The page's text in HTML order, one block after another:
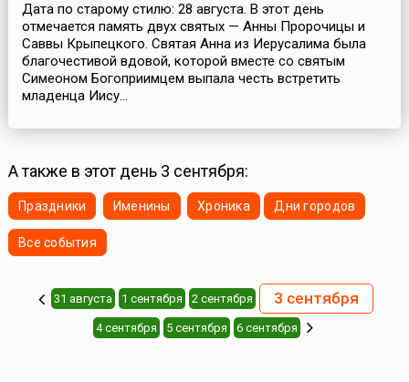
Дата по старому стилю: 28 августа. В этот день
отмечается память двух святых — Анны Пророчицы и
Саввы Крыпецкого. Святая Анна из Иерусалима была
благочестивой вдовой, которой вместе со святым
Симеоном Богоприимцем выпала честь встретить
младенца Иису...
А также в этот день 3 сентября:
Праздники Именины Хроника Дни городов
Все события
31 августа 1 сентября 2 сентября 3 сентября
4 сентября 5 сентября 6 сентября